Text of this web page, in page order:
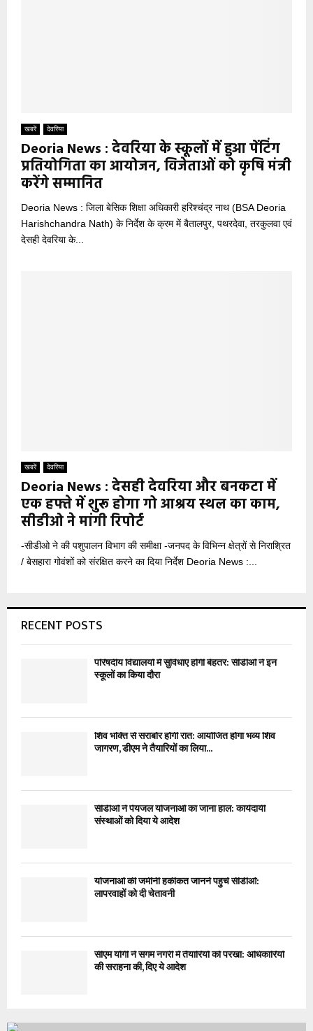
खबरें देवरिया
Deoria News : देवरिया के स्कूलों में हुआ पेंटिंग
प्रतियोगिता का आयोजन, विजेताओं को कृषि मंत्री
करेंगे सम्मानित
Deoria News : जिला बेसिक शिक्षा अधिकारी हरिश्चंद्र नाथ (BSA Deoria
Harishchandra Nath) के निर्देश के क्रम में बैतालपुर, पथरदेवा, तरकुलवा एवं
देसही देवरिया के...
खबरें देवरिया
Deoria News : देसही देवरिया और बनकटा में
एक हफ्ते में शुरू होगा गो आश्रय स्थल का काम,
सीडीओ ने मांगी रिपोर्ट
-सीडीओ ने की पशुपालन विभाग की समीक्षा -जनपद के विभिन्न क्षेत्रों से निराश्रित
/ बेसहारा गोवंशों को संरक्षित करने का दिया निर्देश Deoria News :...
RECENT POSTS
परिषदीय विद्यालयों में सुविधाएं होंगी बेहतर: सीडीओ ने इन
स्कूलों का किया दौरा
शिव भक्ति से सराबोर होगी रात: आयोजित होगा भव्य शिव
जागरण, डीएम ने तैयारियों का लिया...
सीडीओ ने पेयजल योजनाओं का जाना हाल: कार्यदायी
संस्थाओं को दिया ये आदेश
योजनाओं की जमीनी हकीकत जानने पहुंचे सीडीओ:
लापरवाहों को दी चेतावनी
सीएम योगी ने संगम नगरी में तैयारियों को परखा: अधिकारियों
की सराहना की, दिए ये आदेश